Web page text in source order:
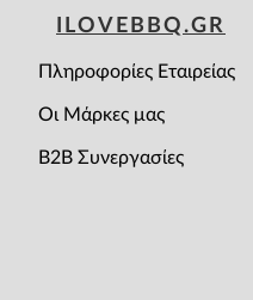
ILOVEBBQ.GR
Πληροφορίες Εταιρείας
Οι Μάρκες μας
B2B Συνεργασίες